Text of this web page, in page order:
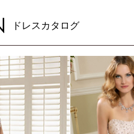
ドレスカタログ